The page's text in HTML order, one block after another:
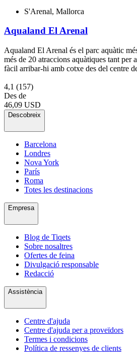
S'Arenal, Mallorca
Aqualand El Arenal
Aqualand El Arenal és el parc aquàtic
més de 20 atraccions aquàtiques tant per
fàcil arribar-hi amb cotxe des del centre
4,1 (157)
Des de
46,09 USD
Descobreix
Barcelona
Londres
Nova York
París
Roma
Totes les destinacions
Empresa
Blog de Tiqets
Sobre nosaltres
Ofertes de feina
Divulgació responsable
Redacció
Assistència
Centre d'ajuda
Centre d'ajuda per a proveïdors
Termes i condicions
Política de ressenyes de clients